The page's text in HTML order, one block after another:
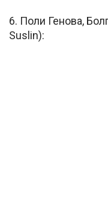
6. Поли Генова,
Suslin):